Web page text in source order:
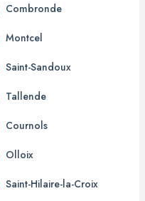
Combronde
Montcel
Saint-Sandoux
Tallende
Cournols
Olloix
Saint-Hilaire-la-Croix